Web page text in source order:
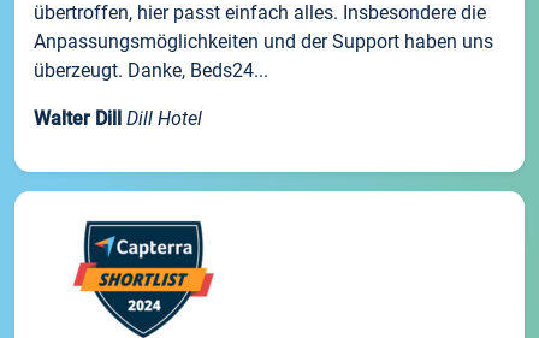
übertroffen, hier passt einfach alles. Insbesondere die
Anpassungsmöglichkeiten und der Support haben uns
überzeugt. Danke, Beds24...
Walter Dill Dill Hotel